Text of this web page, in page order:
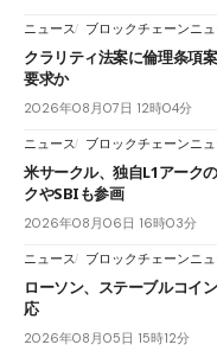
ニュース ブロックチェーンニュ
クラリティ法案に倫理条項
要求か
2026年08月07日 12時04分
ニュース ブロックチェーンニュ
米サークル、独自L1アーク
クやSBIも参画
2026年08月06日 16時03分
ニュース ブロックチェーンニュ
ローソン、ステーブルコイ
応
2026年08月05日 15時12分